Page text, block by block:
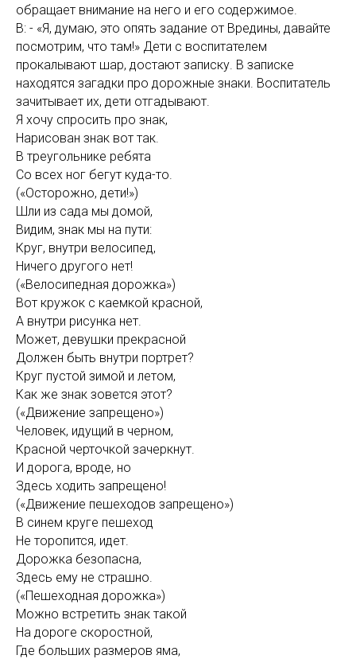
обращает внимание на него и его содержимое.
В: - «Я, думаю, это опять задание от Вредины, давайте
посмотрим, что там!» Дети с воспитателем
прокалывают шар, достают записку. В записке
находятся загадки про дорожные знаки. Воспитатель
зачитывает их, дети отгадывают.
Я хочу спросить про знак,
Нарисован знак вот так.
В треугольнике ребята
Со всех ног бегут куда-то.
(«Осторожно, дети!»)
Шли из сада мы домой,
Видим, знак мы на пути:
Круг, внутри велосипед,
Ничего другого нет!
(«Велосипедная дорожка»)
Вот кружок с каемкой красной,
А внутри рисунка нет.
Может, девушки прекрасной
Должен быть внутри портрет?
Круг пустой зимой и летом,
Как же знак зовется этот?
(«Движение запрещено»)
Человек, идущий в черном,
Красной черточкой зачеркнут.
И дорога, вроде, но
Здесь ходить запрещено!
(«Движение пешеходов запрещено»)
В синем круге пешеход
Не торопится, идет.
Дорожка безопасна,
Здесь ему не страшно.
(«Пешеходная дорожка»)
Можно встретить знак такой
На дороге скоростной,
Где больших размеров яма,